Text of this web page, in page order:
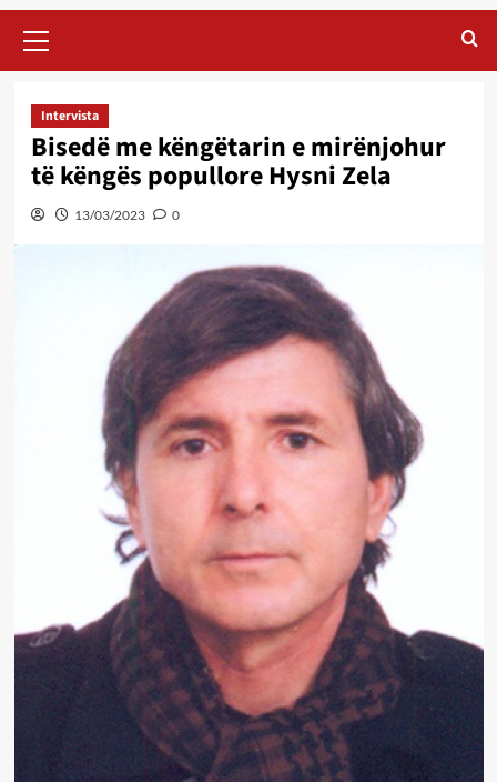
Menu
Intervista
Bisedë me këngëtarin e mirënjohur
të këngës popullore Hysni Zela
13/03/2023 0